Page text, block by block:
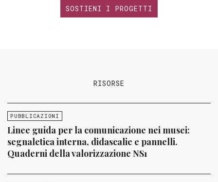
SOSTIENI I PROGETTI
RISORSE
PUBBLICAZIONI
Linee guida per la comunicazione nei musei:
segnaletica interna, didascalie e pannelli.
Quaderni della valorizzazione NS1